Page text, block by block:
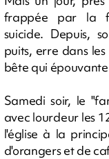
frappée par la
suicide. Depuis,
puits, erre dans
bête qui
Samedi soir, le
avec lourdeur les
l'église à la
d'orangers et de